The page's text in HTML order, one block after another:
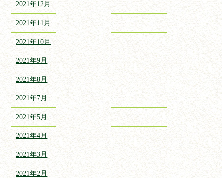
2021年12月
2021年11月
2021年10月
2021年9月
2021年8月
2021年7月
2021年5月
2021年4月
2021年3月
2021年2月